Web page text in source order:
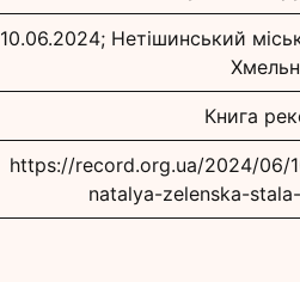
10.06.2024; Нетішинський
Книга
https://record.org.ua/2024/06/
natalya-zelenska-